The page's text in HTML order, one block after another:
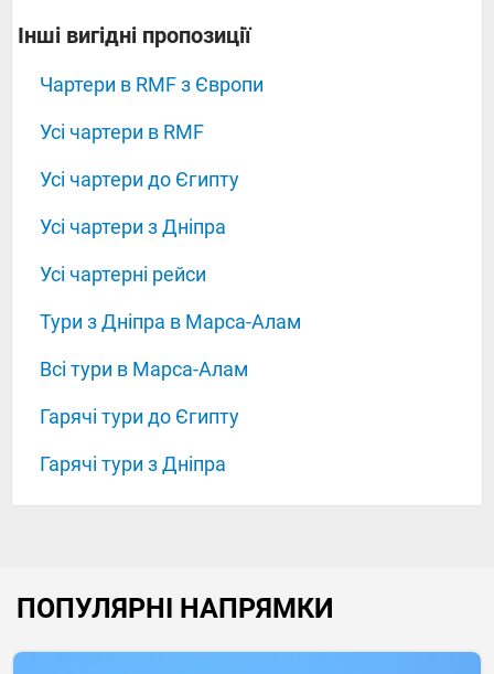
‍‍‍‍‍Інші вигідні пропозиції
Чартери в RMF з Європи
Усі чартери в RMF
Усі чартери до Єгипту
Усі чартери з Дніпра
Усі чартерні рейси
Тури з Дніпра в Марса-Алам
Всі тури в Марса-Алам
Гарячі тури до Єгипту
Гарячі тури з Дніпра
ПОПУЛЯРНІ НАПРЯМКИ